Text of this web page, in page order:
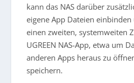
kann das NAS darüber
eigene App Dateien
einen zweiten, systemweiten
UGREEN NAS-App, etwa um
anderen Apps heraus zu
speichern.